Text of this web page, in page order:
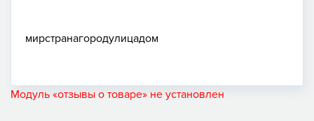
мирстранагородулицадом
Модуль «отзывы о товаре» не установлен